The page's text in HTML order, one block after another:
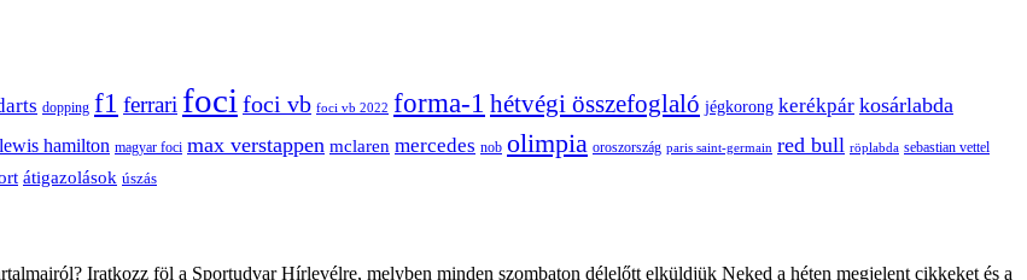
dopping f1 ferrari foci foci vb foci vb 2022 forma-1 hétvégi összefoglaló jégkorong kerékpár kosárlabda
lewis hamilton magyar foci max verstappen mclaren mercedes nob olimpia oroszország paris saint-germain red bull röplabda sebastian vettel
átigazolások úszás
Iratkozz föl a Sportudvar Hírlevélre, melyben minden szombaton délelőtt elküldjük Neked a héten megjelent cikkeket és a